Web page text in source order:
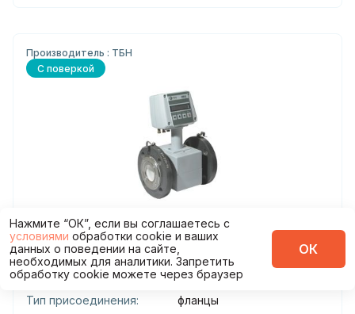
Производитель : ТБН
С поверкой
Теплосчетчик км-5-6 ду20 без реверса
Диаметр
присоединения:
20
Тип присоединения:
фланцы
Нажмите “ОК”, если вы соглашаетесь с
условиями обработки cookie и ваших
данных о поведении на сайте,
необходимых для аналитики. Запретить
обработку cookie можете через браузер
ОК